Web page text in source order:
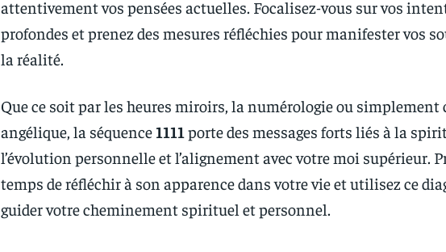
attentivement vos pensées actuelles. Focalisez-vous sur vos
profondes et prenez des mesures réfléchies pour manifester vos
la réalité.
Que ce soit par les heures miroirs, la numérologie ou simplement
angélique, la séquence1111 porte des messages forts liés à la
l’évolution personnelle et l’alignement avec votre moi supérieur.
temps de réfléchir à son apparence dans votre vie et utilisez ce
guider votre cheminement spirituel et personnel.